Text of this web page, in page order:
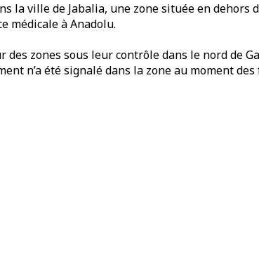
la ville de Jabalia, une zone située en
médicale à Anadolu.
zones sous leur contrôle dans le nord de
n’a été signalé dans la zone au moment des